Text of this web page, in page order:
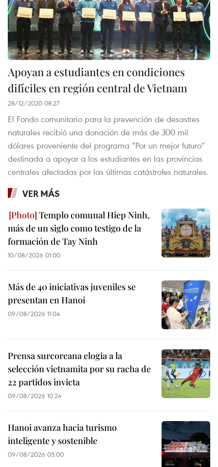
Apoyan a estudiantes en condiciones
difíciles en región central de Vietnam
28/12/2020 08:27
El Fondo comunitario para la prevención de desastres
naturales recibió una donación de más de 300 mil
dólares proveniente del programa “Por un mejor futuro”
destinada a apoyar a los estudiantes en las provincias
centrales afectadas por las últimas catástrofes naturales.
VER MÁS
Templo comunal Hiep Ninh,
más de un siglo como testigo de la
formación de Tay Ninh
10/08/2026 01:00
Más de 40 iniciativas juveniles se
presentan en Hanoi
09/08/2026 11:04
Prensa surcoreana elogia a la
selección vietnamita por su racha de
22 partidos invicta
09/08/2026 10:24
Hanoi avanza hacia turismo
inteligente y sostenible
09/08/2026 05:00